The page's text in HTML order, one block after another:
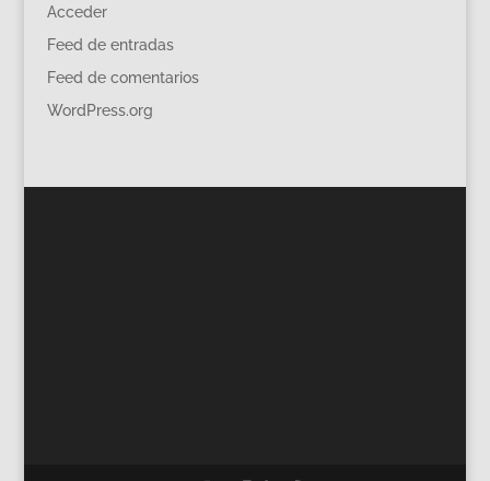
Acceder
Feed de entradas
Feed de comentarios
WordPress.org